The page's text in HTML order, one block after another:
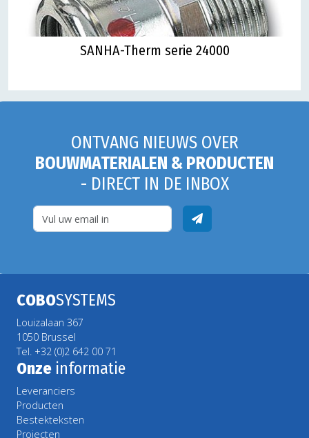
SANHA-Therm serie 24000
ONTVANG NIEUWS OVER
BOUWMATERIALEN & PRODUCTEN
- DIRECT IN DE INBOX
COBOSYSTEMS
Louizalaan 367
1050 Brussel
Tel. +32 (0)2 642 00 71
Onze informatie
Leveranciers
Producten
Bestekteksten
Projecten